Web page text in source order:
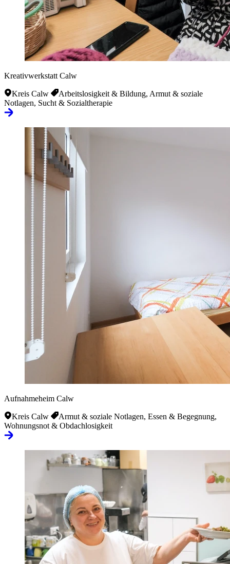
Kreativwerkstatt Calw
Kreis Calw
Arbeitslosigkeit & Bildung, Armut & soziale
Notlagen, Sucht & Sozialtherapie
Aufnahmeheim Calw
Kreis Calw
Armut & soziale Notlagen, Essen & Begegnung,
Wohnungsnot & Obdachlosigkeit